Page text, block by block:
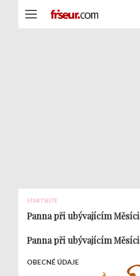
STARTSEITE
Panna při ubývajícím Měsíci
Panna při ubývajícím Měsíci
OBECNÉ ÚDAJE